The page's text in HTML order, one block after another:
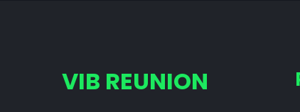
VIB REUNION